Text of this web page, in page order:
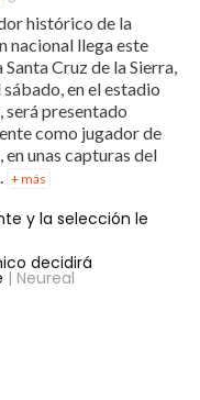
histórico de la
nacional llega este
Santa Cruz de la Sierra,
en el estadio
será presentado
como jugador de
unas capturas del
+ más
y la selección le
decidirá
| Neureal